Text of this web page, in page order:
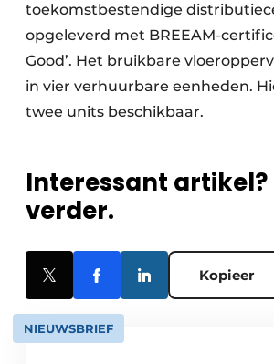
toekomstbestendige
opgeleverd met BREEAM-
Good’. Het bruikbare
in vier verhuurbare eenheden.
twee units beschikbaar.
Interessant artikel?
verder.
Kopieer
NIEUWSBRIEF